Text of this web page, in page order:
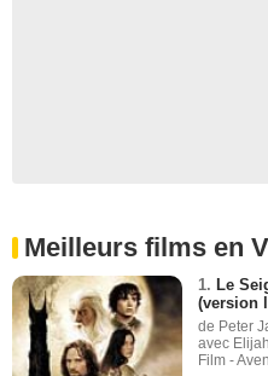
Meilleurs films en
1. Le
(version
de Peter
avec
Film -